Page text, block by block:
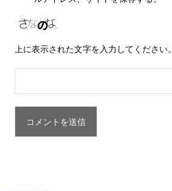
上に表示された文字を入力してください。